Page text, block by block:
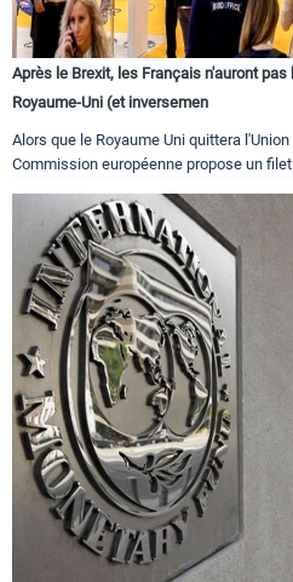
Après le Brexit, les Français n'auront
Royaume-Uni (et inversemen
Alors que le Royaume Uni quittera
Commission européenne propose un